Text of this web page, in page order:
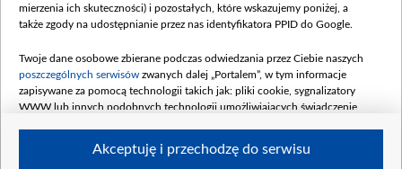
mierzenia ich skuteczności) i pozostałych, które wskazujemy poniżej, a
także zgody na udostępnianie przez nas identyfikatora PPID do Google.
Twoje dane osobowe zbierane podczas odwiedzania przez Ciebie naszych
poszczególnych serwisów zwanych dalej „Portalem”, w tym informacje
zapisywane za pomocą technologii takich jak: pliki cookie, sygnalizatory
WWW lub innych podobnych technologii umożliwiających świadczenie
Akceptuję i przechodzę do serwisu